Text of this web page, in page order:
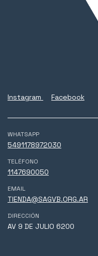
Instagram Facebook
WHATSAPP
5491178972030
TELÉFONO
1147690050
EMAIL
TIENDA@SAGVB.ORG.AR
DIRECCIÓN
AV 9 DE JULIO 6200